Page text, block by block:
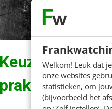
Welkom! Leuk dat
onze websites
statistieken, om
(bijvoorbeeld het
Keuze 1.
praktisch